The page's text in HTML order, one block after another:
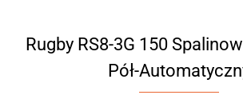
Rugby RS8-3G 150
Pół-